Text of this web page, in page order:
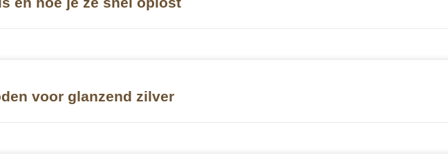
voor glanzend zilver